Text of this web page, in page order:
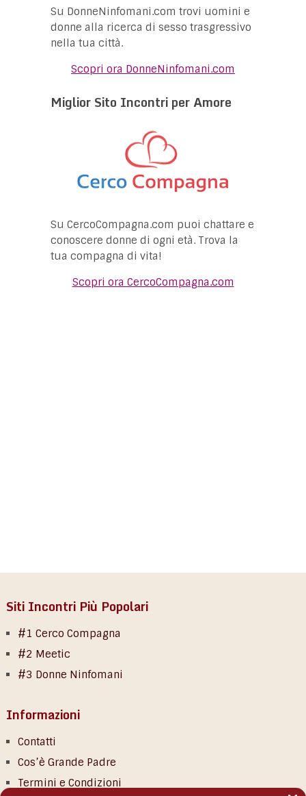
Su DonneNinfomani.com trovi uomini e
donne alla ricerca di sesso trasgressivo
nella tua città.
Scopri ora DonneNinfomani.com
Miglior Sito Incontri per Amore
Su CercoCompagna.com puoi chattare e
conoscere donne di ogni età. Trova la
tua compagna di vita!
Scopri ora CercoCompagna.com
Siti Incontri Più Popolari
#1 Cerco Compagna
#2 Meetic
#3 Donne Ninfomani
Informazioni
Contatti
Cos’è Grande Padre
Termini e Condizioni